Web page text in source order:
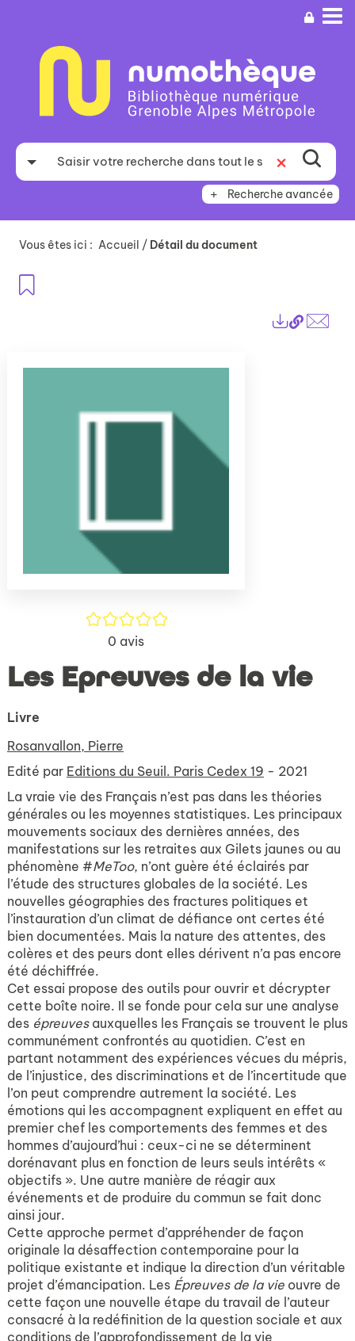
recherche
Recherche avancée
Vous êtes ici : Accueil / Détail du document
Lien
/5
0 avis
Les Epreuves de la vie
Livre
Rosanvallon, Pierre
Edité par Editions du Seuil. Paris Cedex 19 - 2021
La vraie vie des Français n’est pas dans les théories
générales ou les moyennes statistiques. Les principaux
mouvements sociaux des dernières années, des
manifestations sur les retraites aux Gilets jaunes ou au
phénomène #MeToo, n’ont guère été éclairés par
l’étude des structures globales de la société. Les
nouvelles géographies des fractures politiques et
l’instauration d’un climat de défiance ont certes été
bien documentées. Mais la nature des attentes, des
colères et des peurs dont elles dérivent n’a pas encore
été déchiffrée.
Cet essai propose des outils pour ouvrir et décrypter
cette boîte noire. Il se fonde pour cela sur une analyse
des épreuvesauxquelles les Français se trouvent le plus
communément confrontés au quotidien. C’est en
partant notamment des expériences vécues du mépris,
de l’injustice, des discriminations et de l’incertitude que
l’on peut comprendre autrement la société. Les
émotions qui les accompagnent expliquent en effet au
premier chef les comportements des femmes et des
hommes d’aujourd’hui : ceux-ci ne se déterminent
dorénavant plus en fonction de leurs seuls intérêts «
objectifs ». Une autre manière de réagir aux
événements et de produire du commun se fait donc
ainsi jour.
Cette approche permet d’appréhender de façon
originale la désaffection contemporaine pour la
politique existante et indique la direction d’un véritable
projet d’émancipation. Les Épreuves de la vie ouvre de
cette façon une nouvelle étape du travail de l’auteur
consacré à la redéfinition de la question sociale et aux
conditions de l’approfondissement de la vie